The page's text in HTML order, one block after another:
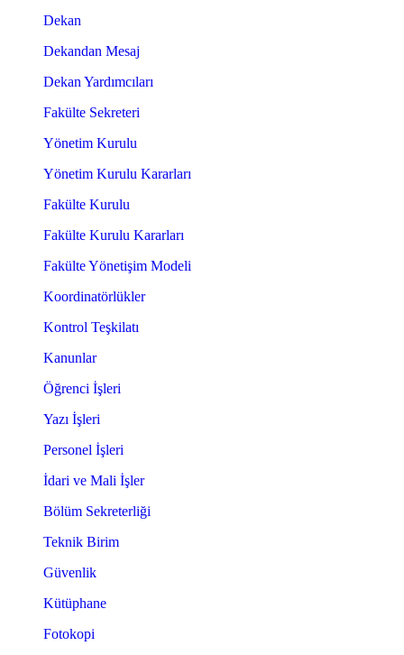
Dekan
Dekandan Mesaj
Dekan Yardımcıları
Fakülte Sekreteri
Yönetim Kurulu
Yönetim Kurulu Kararları
Fakülte Kurulu
Fakülte Kurulu Kararları
Fakülte Yönetişim Modeli
Koordinatörlükler
Kontrol Teşkilatı
Kanunlar
Öğrenci İşleri
Yazı İşleri
Personel İşleri
İdari ve Mali İşler
Bölüm Sekreterliği
Teknik Birim
Güvenlik
Kütüphane
Fotokopi